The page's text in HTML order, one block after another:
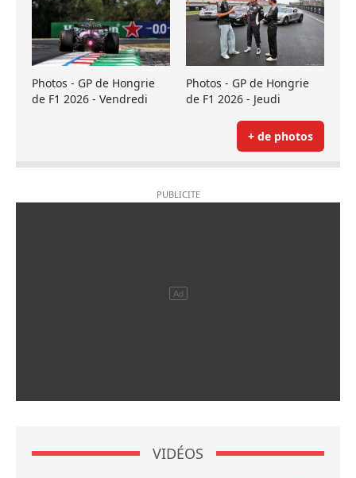
Photos - GP de Hongrie
de F1 2026 - Vendredi
Photos - GP de Hongrie
de F1 2026 - Jeudi
+ de photos
VIDÉOS